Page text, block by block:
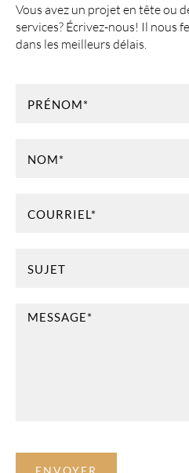
Vous avez un projet en tête ou
services? Écrivez-nous! Il nous
dans les meilleurs délais.